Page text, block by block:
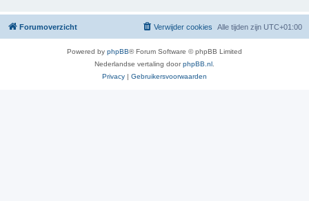
Forumoverzicht Alle tijden zijn UTC+01:00
Verwijder cookies
Powered by phpBB® Forum Software © phpBB Limited
Nederlandse vertaling doorphpBB.nl
Privacy | Gebruikersvoorwaarden